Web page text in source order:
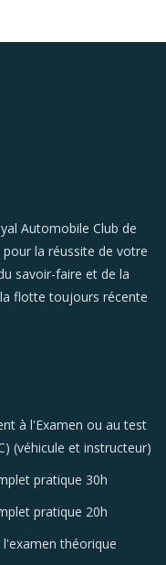
Automobile Club de
la réussite de votre
savoir-faire et de la
flotte toujours récente
à l'Examen ou au test
(véhicule et instructeur)
pratique 30h
pratique 20h
théorique